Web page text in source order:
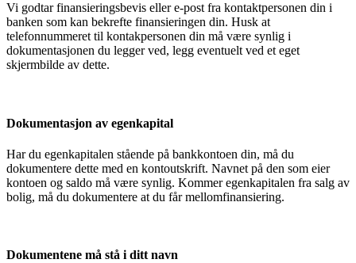
Vi godtar finansieringsbevis eller e-post fra kontaktpersonen din i
banken som kan bekrefte finansieringen din. Husk at
telefonnummeret til kontakpersonen din må være synlig i
dokumentasjonen du legger ved, legg eventuelt ved et eget
skjermbilde av dette.
Dokumentasjon av egenkapital
Har du egenkapitalen stående på bankkontoen din, må du
dokumentere dette med en kontoutskrift. Navnet på den som eier
kontoen og saldo må være synlig. Kommer egenkapitalen fra salg av
bolig, må du dokumentere at du får mellomfinansiering.
Dokumentene må stå i ditt navn